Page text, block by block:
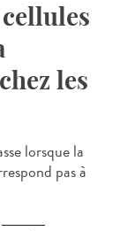
les
lorsque la
pas à